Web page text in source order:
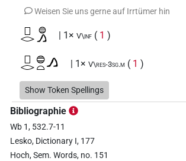
Weisen Sie uns gerne auf Irrtümer hin
𓊪𓂋𓐍𓂻 | 1× V\inf ( 1 )
𓊪𓂋𓐍𓏏𓂻 | 1× V\res-3sg.m ( 1 )
𓊪𓂋𓐍𓏲𓆸𓆰𓏥 | 1×
𓊪𓂋𓐍𓹣𓆰𓏥
𓊪𓃭𓏤𓐍𔏳𓆸
Show Token Spellings
Bibliographie
Wb 1, 532.7-11
Lesko, Dictionary I, 177
Hoch, Sem. Words, no. 151